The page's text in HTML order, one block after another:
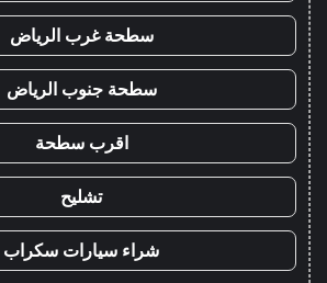
سطحة غرب الرياض
سطحة جنوب الرياض
اقرب سطحة
تشليح
شراء سيارات سكراب